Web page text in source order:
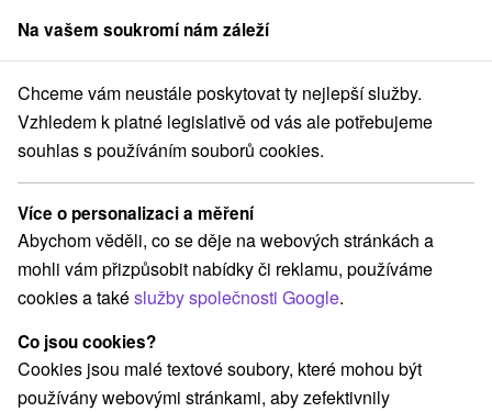
člen skupinySorger
Slovensku Stredné Slovensko Žilinský kraj Liptovský Mikuláš
Pobyty Liptovský Mikuláš
Kategorie
Všechny kategorie
Pobyty v akci(3)
Wellness pobyty(5) Víkendové pobyty(5)
Romantické pobyty
Rodinné pobyty(6)
Na vašem soukromí nám záleží
Chceme vám neustále poskytovat ty nejlepší služby.
Vzhledem k platné legislativě od vás ale potřebujeme
souhlas s používáním souborů cookies.
Více o personalizaci a měření
Abychom věděli, co se děje na webových stránkách a
mohli vám přizpůsobit nabídky či reklamu, používáme
cookies a takéslužby společnosti Google.
Co jsou cookies?
Cookies jsou malé textové soubory, které mohou být
používány webovými stránkami, aby zefektivnily